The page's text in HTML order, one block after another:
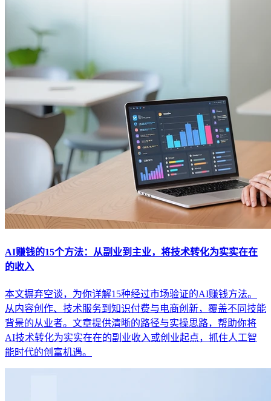
AI赚钱的15个方法：从副业到主业，将技术转化为实实在在
的收入
本文摒弃空谈，为你详解15种经过市场验证的AI赚钱方法。
从内容创作、技术服务到知识付费与电商创新，覆盖不同技能
背景的从业者。文章提供清晰的路径与实操思路，帮助你将
AI技术转化为实实在在的副业收入或创业起点，抓住人工智
能时代的创富机遇。